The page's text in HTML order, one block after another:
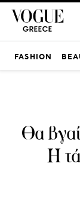
FASHION
Θα
Η